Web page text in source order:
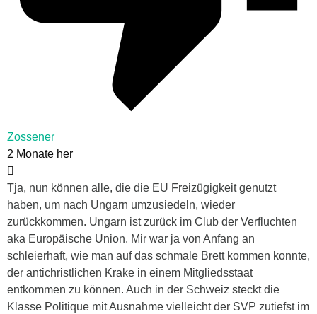
Zossener
2 Monate her
Tja, nun können alle, die die EU Freizügigkeit genutzt
haben, um nach Ungarn umzusiedeln, wieder
zurückkommen. Ungarn ist zurück im Club der Verfluchten
aka Europäische Union. Mir war ja von Anfang an
schleierhaft, wie man auf das schmale Brett kommen konnte,
der antichristlichen Krake in einem Mitgliedsstaat
entkommen zu können. Auch in der Schweiz steckt die
Klasse Politique mit Ausnahme vielleicht der SVP zutiefst im